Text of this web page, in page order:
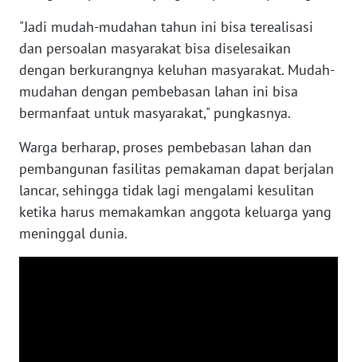
"Jadi mudah-mudahan tahun ini bisa terealisasi
dan persoalan masyarakat bisa diselesaikan
dengan berkurangnya keluhan masyarakat. Mudah-
mudahan dengan pembebasan lahan ini bisa
bermanfaat untuk masyarakat," pungkasnya.
Warga berharap, proses pembebasan lahan dan
pembangunan fasilitas pemakaman dapat berjalan
lancar, sehingga tidak lagi mengalami kesulitan
ketika harus memakamkan anggota keluarga yang
meninggal dunia.
JATENG
WN
NUSANTARA
JOGJA
WN
BALI